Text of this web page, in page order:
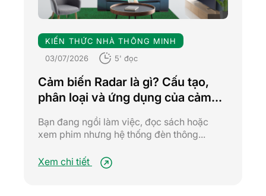
KIẾN THỨC NHÀ THÔNG MINH
03/07/2026
5' đọc
Cảm biến Radar là gì? Cấu tạo,
phân loại và ứng dụng của cảm
biến Radar trong hệ thống nhà
thông minh
Bạn đang ngồi làm việc, đọc sách hoặc
xem phim nhưng hệ thống đèn thông...
Xem chi tiết